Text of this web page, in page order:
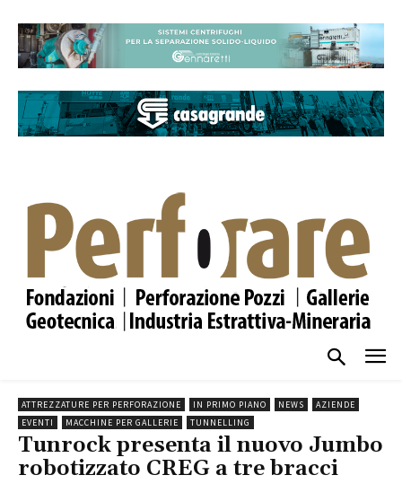
ATTREZZATURE PER PERFORAZIONE IN PRIMO PIANO NEWS
AZIENDE
EVENTI
MACCHINE PER GALLERIE TUNNELLING
Tunrock presenta il nuovo Jumbo
robotizzato CREG a tre bracci